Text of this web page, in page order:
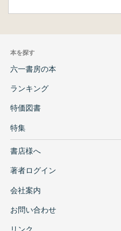
本を探す
六一書房の本
ランキング
特価図書
特集
書店様へ
著者ログイン
会社案内
お問い合わせ